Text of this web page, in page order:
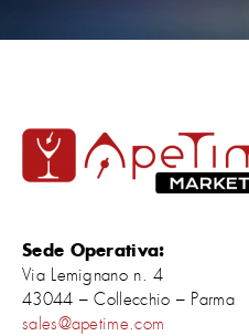
Sede Operativa:
Via Lemignano n. 4
43044 – Collecchio – Parma
sales@apetime.com